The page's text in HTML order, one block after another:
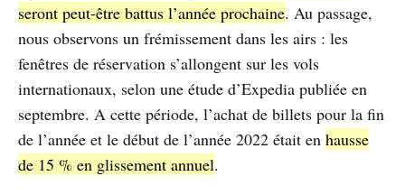
seront peut-être battus l’année prochaine. Au passage,
nous observons un frémissement dans les airs : les
fenêtres de réservation s’allongent sur les vols
internationaux, selon une étude d’Expedia publiée en
septembre. A cette période, l’achat de billets pour la fin
de l’année et le début de l’année 2022 était en hausse
de 15 % en glissement annuel.